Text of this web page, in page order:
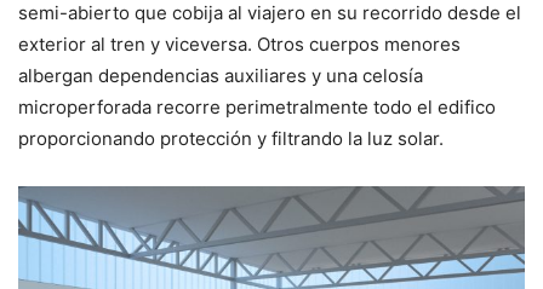
semi-abierto que cobija al viajero en su recorrido desde el
exterior al tren y viceversa. Otros cuerpos menores
albergan dependencias auxiliares y una celosía
microperforada recorre perimetralmente todo el edifico
proporcionando protección y filtrando la luz solar.